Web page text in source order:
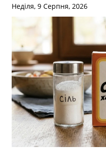
Неділя, 9 Серпня, 2026